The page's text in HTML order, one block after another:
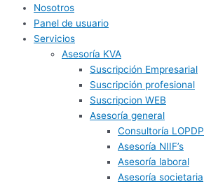
Nosotros
Panel de usuario
Servicios
Asesoría KVA
Suscripción Empresarial
Suscripción profesional
Suscripcion WEB
Asesoría general
Consultoría LOPDP
Asesoría NIIF’s
Asesoría laboral
Asesoría societaria